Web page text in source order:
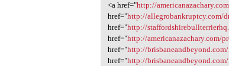
<a href="http://
href="http://allegrobankruptcy.com/
href="http://
href="http://americanazachary.com/
href="http://
href="http://